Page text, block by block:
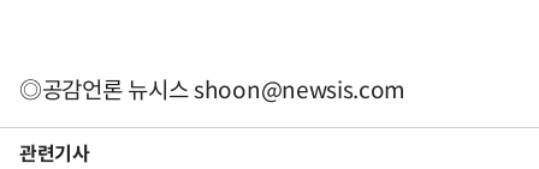
◎공감언론 뉴시스shoon@newsis.com
관련기사